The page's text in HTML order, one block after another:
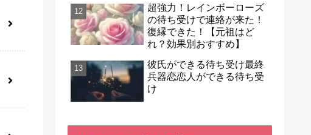
超強力！レインボーローズ
の待ち受けで連絡が来た！
復縁できた！【元祖はど
れ？効果別おすすめ】
彼氏ができる待ち受け最終
兵器恋恋人ができる待ち受
け